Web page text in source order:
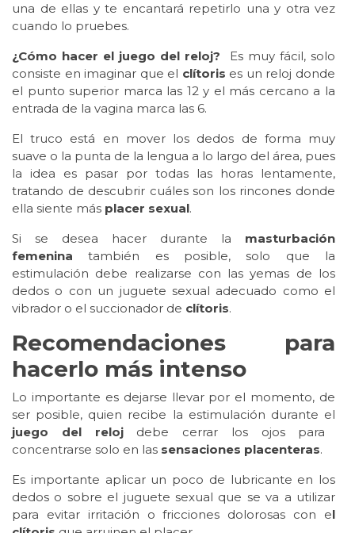
una de ellas y te encantará repetirlo una y otra vez
cuando lo pruebes.
¿Cómo hacer el juego del reloj?
Es muy fácil, solo
consiste en imaginar que el clítoris es un reloj donde
el punto superior marca las 12 y el más cercano a la
entrada de la vagina marca las 6.
El truco está en mover los dedos de forma muy
suave o la punta de la lengua a lo largo del área, pues
la idea es pasar por todas las horas lentamente,
tratando de descubrir cuáles son los rincones donde
ella siente más placer sexual.
Si se desea hacer durante la masturbación
femenina también es posible, solo que la
estimulación debe realizarse con las yemas de los
dedos o con un juguete sexual adecuado como el
vibrador o el succionador de clítoris.
Recomendaciones para
hacerlo más intenso
Lo importante es dejarse llevar por el momento, de
ser posible, quien recibe la estimulación durante el
juego del reloj debe cerrar los ojos para
concentrarse solo en las sensaciones placenteras.
Es importante aplicar un poco de lubricante en los
dedos o sobre el juguete sexual que se va a utilizar
para evitar irritación o fricciones dolorosas con el